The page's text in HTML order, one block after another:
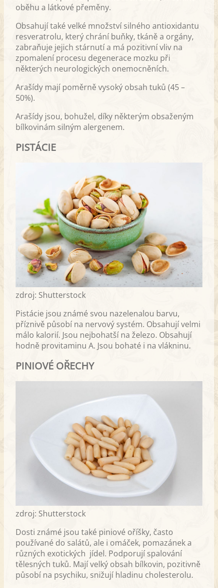
oběhu a látkové přeměny.
Obsahují také velké množství silného antioxidantu
resveratrolu, který chrání buňky, tkáně a orgány,
zabraňuje jejich stárnutí a má pozitivní vliv na
zpomalení procesu degenerace mozku při
některých neurologických onemocněních.
Arašídy mají poměrně vysoký obsah tuků (45 –
50%).
Arašídy jsou, bohužel, díky některým obsaženým
bílkovinám silným alergenem.
PISTÁCIE
zdroj: Shutterstock
Pistácie jsou známé svou nazelenalou barvu,
příznivě působí na nervový systém. Obsahují velmi
málo kalorií. Jsou nejbohatší na železo. Obsahují
hodně provitaminu A. Jsou bohaté i na vlákninu.
PINIOVÉ OŘECHY
zdroj: Shutterstock
Dosti známé jsou také piniové oříšky, často
používané do salátů, ale i omáček, pomazánek a
různých exotických jídel. Podporují spalování
tělesných tuků. Mají velký obsah bílkovin, pozitivně
působí na psychiku, snižují hladinu cholesterolu.